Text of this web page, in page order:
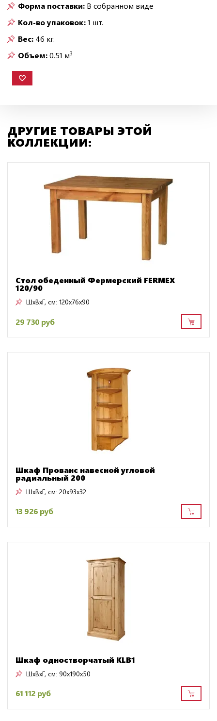
Форма поставки: В собранном виде
Кол-во упаковок:1 шт.
Вес: 46 кг.
Объем:0.51 м3
ДРУГИЕ ТОВАРЫ ЭТОЙ
КОЛЛЕКЦИИ:
Стол обеденный Фермерский FERMEX
120/90
ШxВxГ, см: 120x76x90
29 730 руб
Шкаф Прованс навесной угловой
радиальный 200
ШxВxГ, см: 20x93x32
13 926 руб
Шкаф одностворчатый KLB1
ШxВxГ, см: 90x190x50
61 112 руб